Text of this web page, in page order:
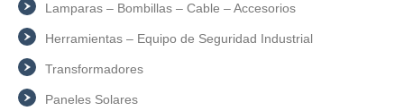
Lamparas – Bombillas – Cable – Accesorios
Herramientas – Equipo de Seguridad Industrial
Transformadores
Paneles Solares